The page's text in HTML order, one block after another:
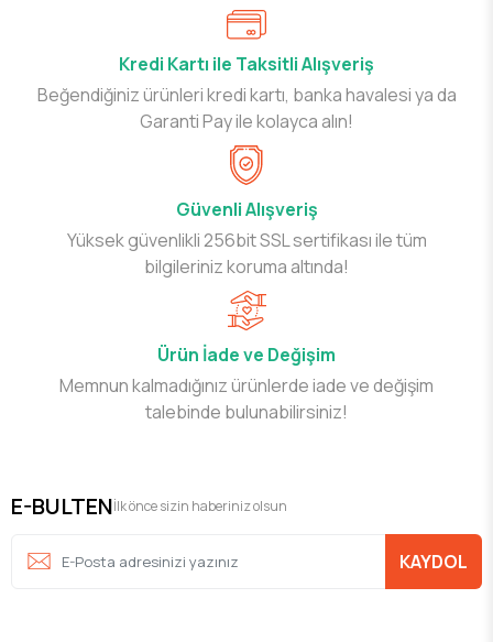
Kredi Kartı ile Taksitli Alışveriş
Beğendiğiniz ürünleri kredi kartı, banka havalesi ya da
Garanti Pay ile kolayca alın!
Güvenli Alışveriş
Yüksek güvenlikli 256bit SSL sertifikası ile tüm
bilgileriniz koruma altında!
Ürün İade ve Değişim
Memnun kalmadığınız ürünlerde iade ve değişim
talebinde bulunabilirsiniz!
E-BULTENİlk önce sizin haberiniz olsun
KAYDOL